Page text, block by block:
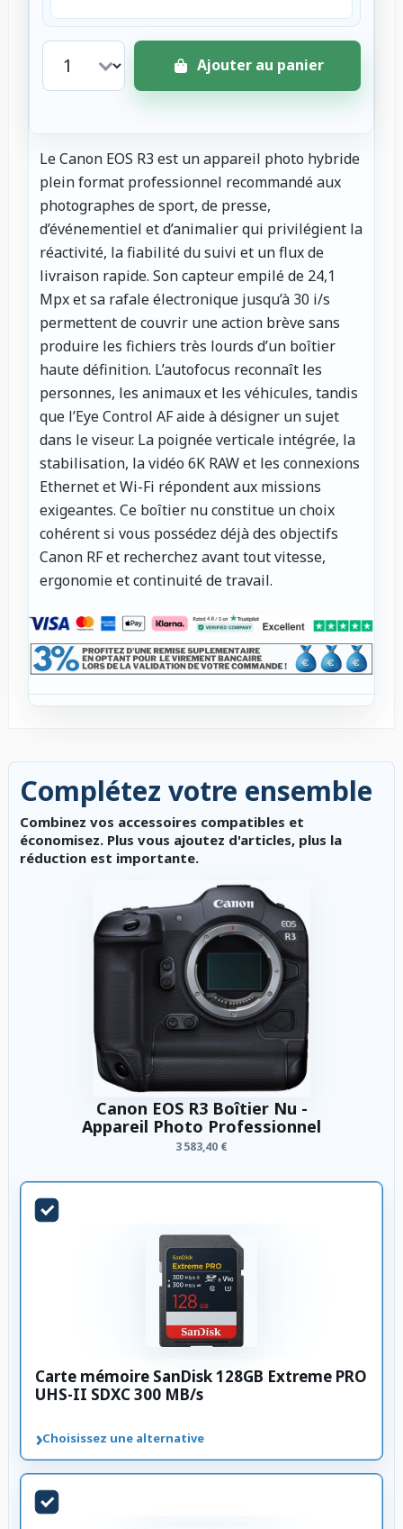
Ajouter au panier
Le Canon EOS R3 est un appareil photo hybride
plein format professionnel recommandé aux
photographes de sport, de presse,
d’événementiel et d’animalier qui privilégient la
réactivité, la fiabilité du suivi et un flux de
livraison rapide. Son capteur empilé de 24,1
Mpx et sa rafale électronique jusqu’à 30 i/s
permettent de couvrir une action brève sans
produire les fichiers très lourds d’un boîtier
haute définition. L’autofocus reconnaît les
personnes, les animaux et les véhicules, tandis
que l’Eye Control AF aide à désigner un sujet
dans le viseur. La poignée verticale intégrée, la
stabilisation, la vidéo 6K RAW et les connexions
Ethernet et Wi-Fi répondent aux missions
exigeantes. Ce boîtier nu constitue un choix
cohérent si vous possédez déjà des objectifs
Canon RF et recherchez avant tout vitesse,
ergonomie et continuité de travail.
Complétez votre ensemble
Combinez vos accessoires compatibles et
économisez. Plus vous ajoutez d'articles, plus la
réduction est importante.
Canon EOS R3 Boîtier Nu -
Appareil Photo Professionnel
3 583,40 €
Carte mémoire SanDisk 128GB Extreme PRO
UHS-II SDXC 300 MB/s
›Choisissez une alternative